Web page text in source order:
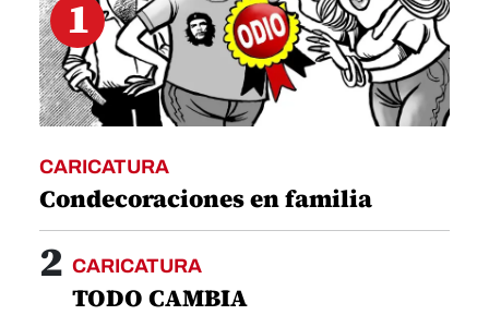
1
CARICATURA
Condecoraciones en familia
2 CARICATURA
TODO CAMBIA